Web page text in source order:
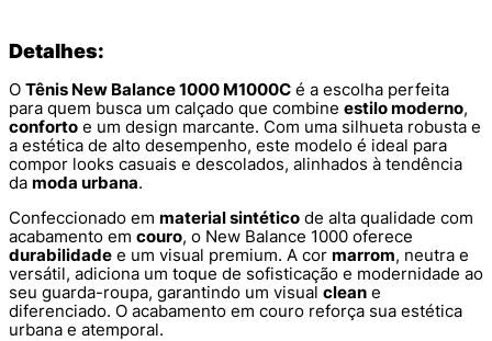
Detalhes:
O Tênis New Balance 1000 M1000C é a escolha perfeita
para quem busca um calçado que combine estilo moderno,
conforto e um design marcante. Com uma silhueta robusta e
a estética de alto desempenho, este modelo é ideal para
compor looks casuais e descolados, alinhados à tendência
da moda urbana.
Confeccionado em material sintético de alta qualidade com
acabamento em couro, o New Balance 1000 oferece
durabilidade e um visual premium. A cor marrom, neutra e
versátil, adiciona um toque de sofisticação e modernidade ao
seu guarda-roupa, garantindo um visual clean e
diferenciado. O acabamento em couro reforça sua estética
urbana e atemporal.